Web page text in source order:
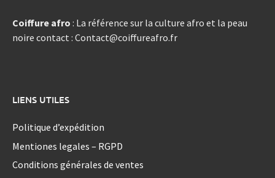
Coiffure afro : La référence sur la culture afro et la peau
noire contact : Contact@coiffureafro.fr
LIENS UTILES
Politique d’expédition
Mentiones legales – RGPD
Conditions générales de ventes